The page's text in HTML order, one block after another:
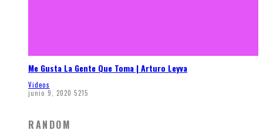
Me Gusta La Gente Que Toma | Arturo Leyva
Videos
junio 9, 2020 5215
RANDOM